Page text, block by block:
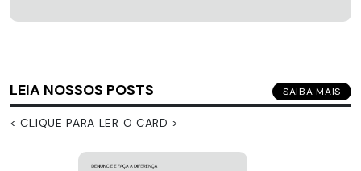
LEIA NOSSOS POSTS SAIBA MAIS
< CLIQUE PARA LER O CARD >